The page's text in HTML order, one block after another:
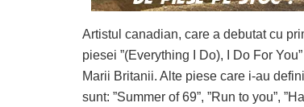
Artistul canadian, care a debutat cu
piesei ”(Everything I Do), I Do For
Marii Britanii. Alte piese care i-au
sunt: ”Summer of 69”, ”Run to you”,